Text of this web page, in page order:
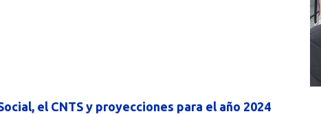
el CNTS y proyecciones para el año 2024